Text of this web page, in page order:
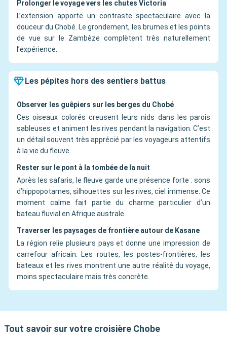
Prolonger le voyage vers les chutes Victoria
L’extension apporte un contraste spectaculaire avec la
douceur du Chobé. Le grondement, les brumes et les points
de vue sur le Zambèze complètent très naturellement
l’expérience.
Les pépites hors des sentiers battus
Observer les guêpiers sur les berges du Chobé
Ces oiseaux colorés creusent leurs nids dans les parois
sableuses et animent les rives pendant la navigation. C’est
un détail souvent très apprécié par les voyageurs attentifs
à la vie du fleuve.
Rester sur le pont à la tombée de la nuit
Après les safaris, le fleuve garde une présence forte : sons
d’hippopotames, silhouettes sur les rives, ciel immense. Ce
moment calme fait partie du charme particulier d’un
bateau fluvial en Afrique australe.
Traverser les paysages de frontière autour de Kasane
La région relie plusieurs pays et donne une impression de
carrefour africain. Les routes, les postes-frontières, les
bateaux et les rives montrent une autre réalité du voyage,
moins spectaculaire mais très concrète.
Tout savoir sur votre croisière Chobe